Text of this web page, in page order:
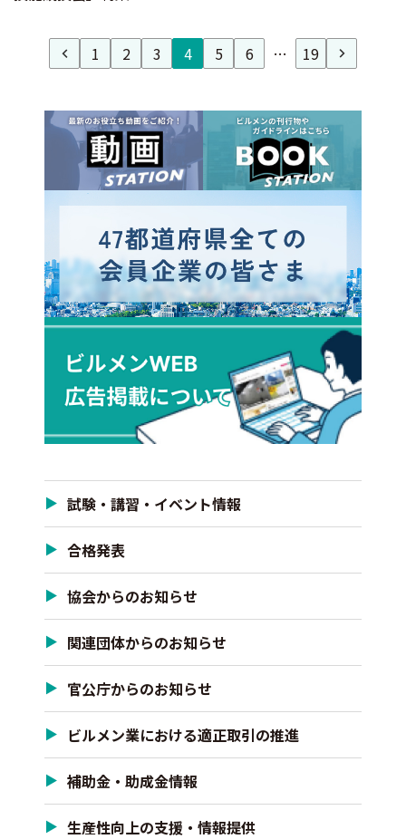
1 2 3 4 5 6 … 19
試験・講習・イベント情報
合格発表
協会からのお知らせ
関連団体からのお知らせ
官公庁からのお知らせ
ビルメン業における適正取引の推進
補助金・助成金情報
生産性向上の支援・情報提供